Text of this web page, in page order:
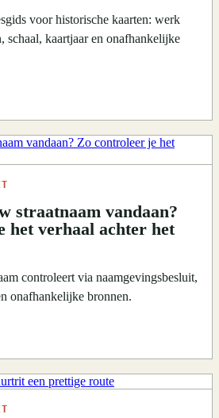
voor historische kaarten: werk
schaal, kaartjaar en onafhankelijke
straatnaam vandaan?
het verhaal achter het
controleert via naamgevingsbesluit,
onafhankelijke bronnen.